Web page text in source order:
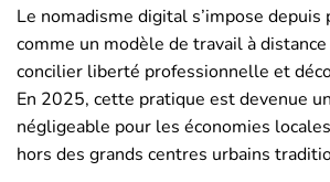
Le nomadisme digital s’impose depuis
comme un modèle de travail à
concilier liberté professionnelle et
En 2025, cette pratique est devenue
négligeable pour les économies
hors des grands centres urbains